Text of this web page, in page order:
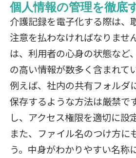
個人情報の管理を徹底
介護記録を電子化する際は、
注意を払わなければなりませ
は、利用者の心身の状態など
の高い情報が数多く含まれて
例えば、社内の共有フォルダ
保存するような方法は厳禁で
し、アクセス権限を適切に設
また、ファイル名のつけ方に
う。中身がわかりやすい名称